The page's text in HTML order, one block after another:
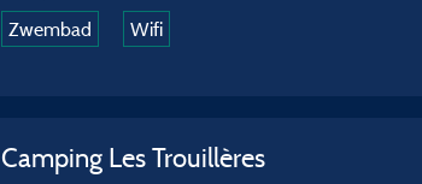
Zwembad Wifi
Camping Les Trouillères